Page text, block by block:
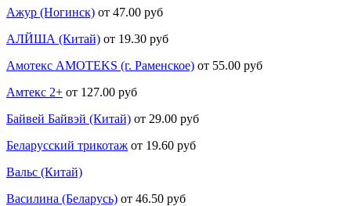
Ажур (Ногинск) от 47.00 руб
АЛЙША (Китай) от 19.30 руб
Амотекс AMOTEKS (г. Раменское) от 55.00 руб
Амтекс 2+ от 127.00 руб
Байвей Байвэй (Китай) от 29.00 руб
Беларусский трикотаж от 19.60 руб
Вальс (Китай)
Василина (Беларусь) от 46.50 руб